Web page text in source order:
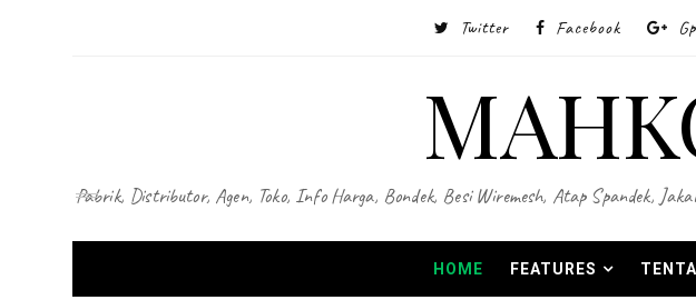
Twitter Facebook
Pabrik, Distributor, Agen, Toko, Info Harga, Bondek, Besi Wiremesh, Atap Spandek,
HOME FEATURES